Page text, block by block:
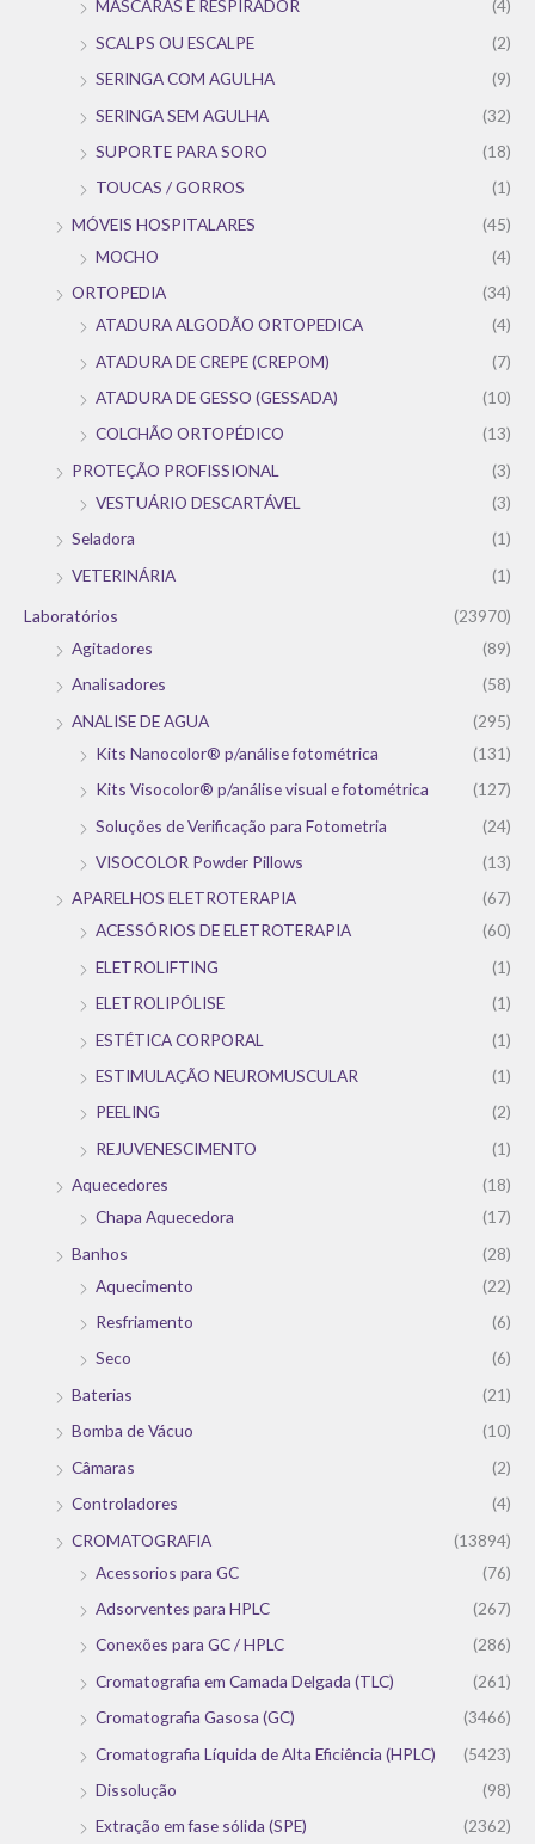
MÁSCARAS E RESPIRADOR
(4)
SCALPS OU ESCALPE
(2)
SERINGA COM AGULHA
(9)
SERINGA SEM AGULHA
(32)
SUPORTE PARA SORO
(18)
TOUCAS / GORROS
(1)
MÓVEIS HOSPITALARES
(45)
MOCHO
(4)
ORTOPEDIA
(34)
ATADURA ALGODÃO ORTOPEDICA
(4)
ATADURA DE CREPE (CREPOM)
(7)
ATADURA DE GESSO (GESSADA)
(10)
COLCHÃO ORTOPÉDICO
(13)
PROTEÇÃO PROFISSIONAL
(3)
VESTUÁRIO DESCARTÁVEL
(3)
Seladora
(1)
VETERINÁRIA
(1)
Laboratórios
(23970)
Agitadores
(89)
Analisadores
(58)
ANALISE DE AGUA
(295)
Kits Nanocolor® p/análise fotométrica
(131)
Kits Visocolor® p/análise visual e fotométrica
(127)
Soluções de Verificação para Fotometria
(24)
VISOCOLOR Powder Pillows
(13)
APARELHOS ELETROTERAPIA
(67)
ACESSÓRIOS DE ELETROTERAPIA
(60)
ELETROLIFTING
(1)
ELETROLIPÓLISE
(1)
ESTÉTICA CORPORAL
(1)
ESTIMULAÇÃO NEUROMUSCULAR
(1)
PEELING
(2)
REJUVENESCIMENTO
(1)
Aquecedores
(18)
Chapa Aquecedora
(17)
Banhos
(28)
Aquecimento
(22)
Resfriamento
(6)
Seco
(6)
Baterias
(21)
Bomba de Vácuo
(10)
Câmaras
(2)
Controladores
(4)
CROMATOGRAFIA
(13894)
Acessorios para GC
(76)
Adsorventes para HPLC
(267)
Conexões para GC / HPLC
(286)
Cromatografia em Camada Delgada (TLC)
(261)
Cromatografia Gasosa (GC)
(3466)
Cromatografia Líquida de Alta Eficiência (HPLC)
(5423)
Dissolução
(98)
Extração em fase sólida (SPE)
(2362)